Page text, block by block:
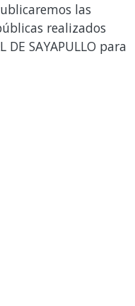
las
realizados
DE SAYAPULLO para